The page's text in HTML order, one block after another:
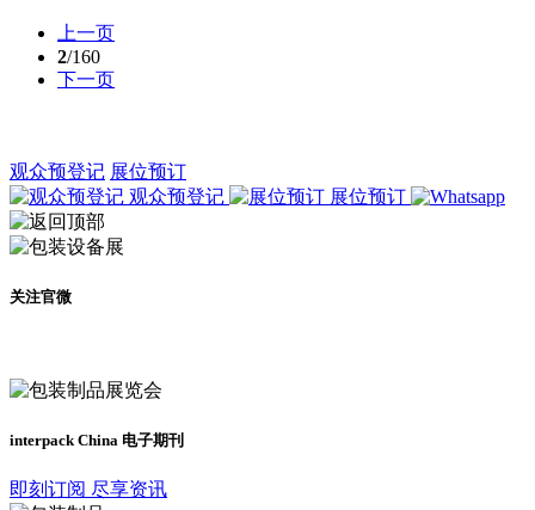
上一页
2/160
下一页
观众预登记 展位预订
观众预登记
展位预订
关注官微
interpack China 电子期刊
即刻订阅 尽享资讯